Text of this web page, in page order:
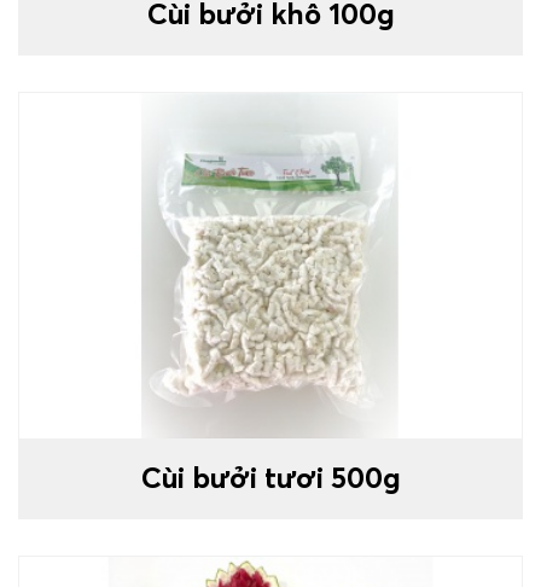
Cùi bưởi khô 100g
Cùi bưởi tươi 500g